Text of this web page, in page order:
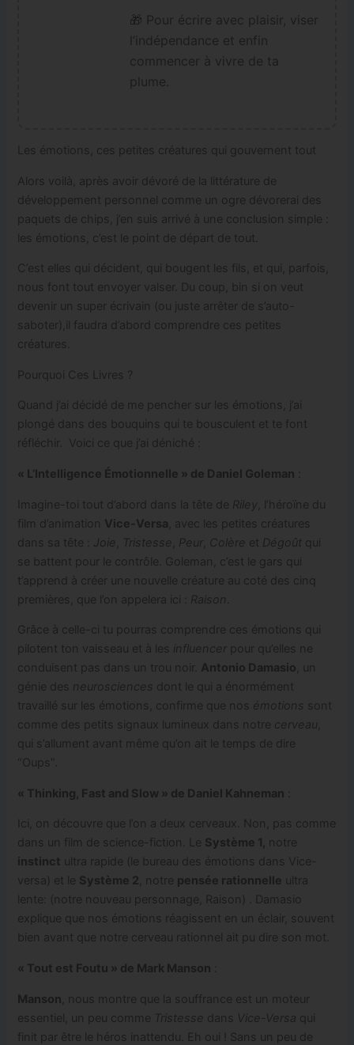
🎁 Pour écrire avec plaisir, viser
l’indépendance et enfin
commencer à vivre de ta
plume.
Les émotions, ces petites créatures qui gouvernent tout
Alors voilà, après avoir dévoré de la littérature de
développement personnel comme un ogre dévorerai des
paquets de chips, j’en suis arrivé à une conclusion simple :
les émotions, c’est le point de départ de tout.
C’est elles qui décident, qui bougent les fils, et qui, parfois,
nous font tout envoyer valser. Du coup, bin si on veut
devenir un super écrivain (ou juste arrêter de s’auto-
saboter),il faudra d’abord comprendre ces petites
créatures.
Pourquoi Ces Livres ?
Quand j’ai décidé de me pencher sur les émotions, j’ai
plongé dans des bouquins qui te bousculent et te font
réfléchir. Voici ce que j’ai déniché :
« L’Intelligence Émotionnelle » de Daniel Goleman
Imagine-toi tout d’abord dans la tête de Riley
, l’héroïne du
film d’animation Vice-Versa , avec les petites créatures
dans sa tête : Joie Tristesse Peur Colère et Dégoût qui
se battent pour le contrôle. Goleman, c’est le gars qui
t’apprend à créer une nouvelle créature au coté des cinq
premières, que l’on appelera ici : Raison
Grâce à celle-ci tu pourras comprendre ces émotions qui
pilotent ton vaisseau et à les influencer pour qu’elles ne
conduisent pas dans un trou noir. Antonio Damasio , un
génie des neurosciences dont le qui a énormément
travaillé sur les émotions, confirme que nos émotions sont
comme des petits signaux lumineux dans notre cerveau
qui s’allument avant même qu’on ait le temps de dire
“Oups”.
« Thinking, Fast and Slow » de Daniel Kahneman
Ici, on découvre que l’on a deux cerveaux. Non, pas comme
dans un film de science-fiction. Le Système 1, notre
instinct ultra rapide (le bureau des émotions dans Vice-
versa) et le Système 2 , notre pensée rationnelle ultra
lente: (notre nouveau personnage, Raison) . Damasio
explique que nos émotions réagissent en un éclair, souvent
bien avant que notre cerveau rationnel ait pu dire son mot.
« Tout est Foutu » de Mark Manson
Manson , nous montre que la souffrance est un moteur
essentiel, un peu comme Tristesse dans Vice-Versa qui
finit par être le héros inattendu. Eh oui ! Sans un peu de